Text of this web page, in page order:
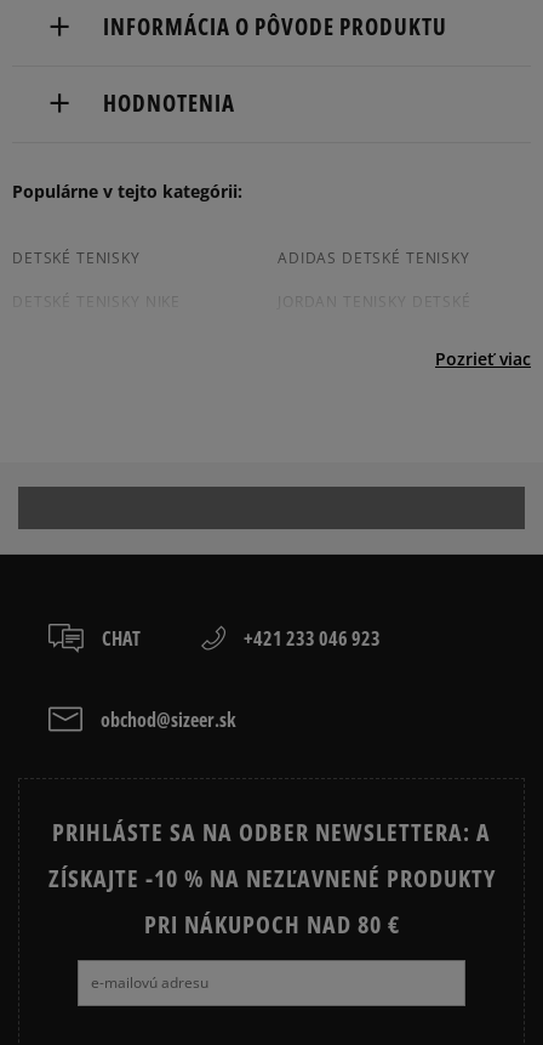
Dostupné spôsoby doručenia:
boxy: Z-BOX),
slovenská pošta - na adresu,
Dostupné spôsoby platby:
prevod,
INFORMÁCIA O PÔVODE PRODUKTU
Hoogoorddreef 9a
serviceinfo@onlineshop.adidas.com
HODNOTENIA
Produkt nemá žiadne recenzie
Populárne v tejto kategórii:
DETSKÉ TENISKY ADIDAS DETSKÉ TENISKY
DETSKÉ TENISKY NIKE JORDAN TENISKY DETSKÉ
ADIDAS HANDBALL SPEZIAL
CONVERSE CUCK TAYLOR ALL
JORDAN 4
NIKE AIR FORCE 1 LV8 NIKE DUNK
NIKE SHOX
Pozrieť viac
CHAT +421 233 046 923
obchod@sizeer.sk
PRIHLÁSTE SA NA ODBER NEWSLETTERA: A
ZÍSKAJTE -10 % NA NEZĽAVNENÉ PRODUKTY
PRI NÁKUPOCH NAD 80 €